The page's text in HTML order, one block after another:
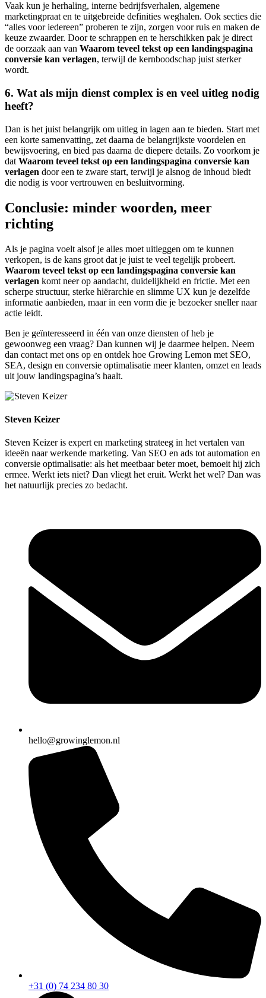
Vaak kun je herhaling, interne bedrijfsverhalen, algemene
marketingpraat en te uitgebreide definities weghalen. Ook secties die
“alles voor iedereen” proberen te zijn, zorgen voor ruis en maken de
keuze zwaarder. Door te schrappen en te herschikken pak je direct
de oorzaak aan van Waarom teveel tekst op een landingspagina
conversie kan verlagen, terwijl de kernboodschap juist sterker
wordt.
6. Wat als mijn dienst complex is en veel uitleg nodig
heeft?
Dan is het juist belangrijk om uitleg in lagen aan te bieden. Start met
een korte samenvatting, zet daarna de belangrijkste voordelen en
bewijsvoering, en bied pas daarna de diepere details. Zo voorkom je
dat Waarom teveel tekst op een landingspagina conversie kan
verlagen door een te zware start, terwijl je alsnog de inhoud biedt
die nodig is voor vertrouwen en besluitvorming.
Conclusie: minder woorden, meer
richting
Als je pagina voelt alsof je alles moet uitleggen om te kunnen
verkopen, is de kans groot dat je juist te veel tegelijk probeert.
Waarom teveel tekst op een landingspagina conversie kan
verlagen komt neer op aandacht, duidelijkheid en frictie. Met een
scherpe structuur, sterke hiërarchie en slimme UX kun je dezelfde
informatie aanbieden, maar in een vorm die je bezoeker sneller naar
actie leidt.
Ben je geïnteresseerd in één van onze diensten of heb je
gewoonweg een vraag? Dan kunnen wij je daarmee helpen. Neem
dan contact met ons op en ontdek hoe Growing Lemon met SEO,
SEA, design en conversie optimalisatie meer klanten, omzet en leads
uit jouw landingspagina’s haalt.
Steven Keizer
Steven Keizer is expert en marketing strateeg in het vertalen van
ideeën naar werkende marketing. Van SEO en ads tot automation en
conversie optimalisatie: als het meetbaar beter moet, bemoeit hij zich
ermee. Werkt iets niet? Dan vliegt het eruit. Werkt het wel? Dan was
het natuurlijk precies zo bedacht.
hello@growinglemon.nl
+31 (0) 74 234 80 30